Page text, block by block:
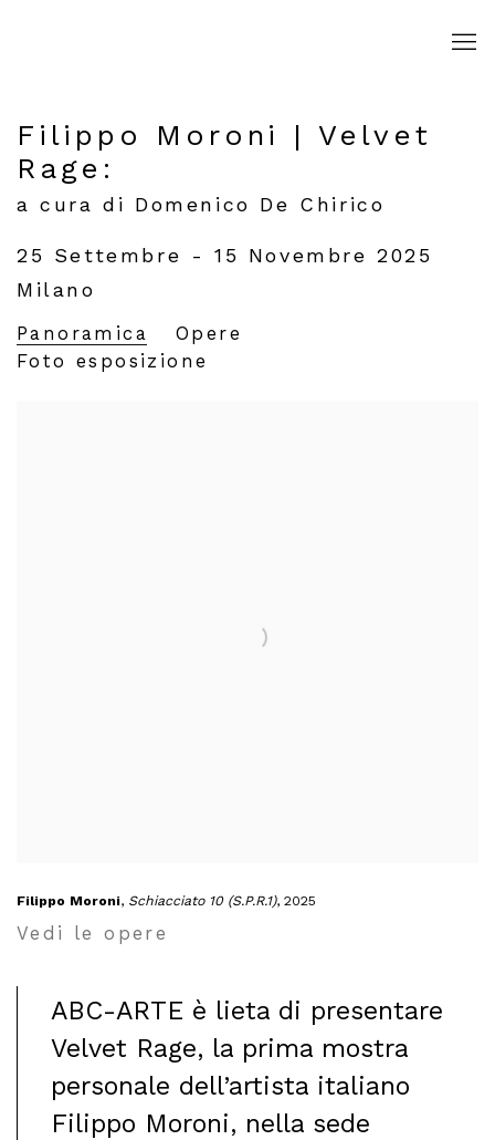
Filippo Moroni | Velvet
Rage :
a cura di Domenico De Chirico
25 Settembre - 15 Novembre 2025
Milano
Panoramica
Opere
Foto esposizione
Filippo Moroni, Schiacciato 10 (S.P.R.1), 2025
Vedi le opere
ABC-ARTE è lieta di presentare
Velvet Rage, la prima mostra
personale dell’artista italiano
Filippo Moroni, nella sede